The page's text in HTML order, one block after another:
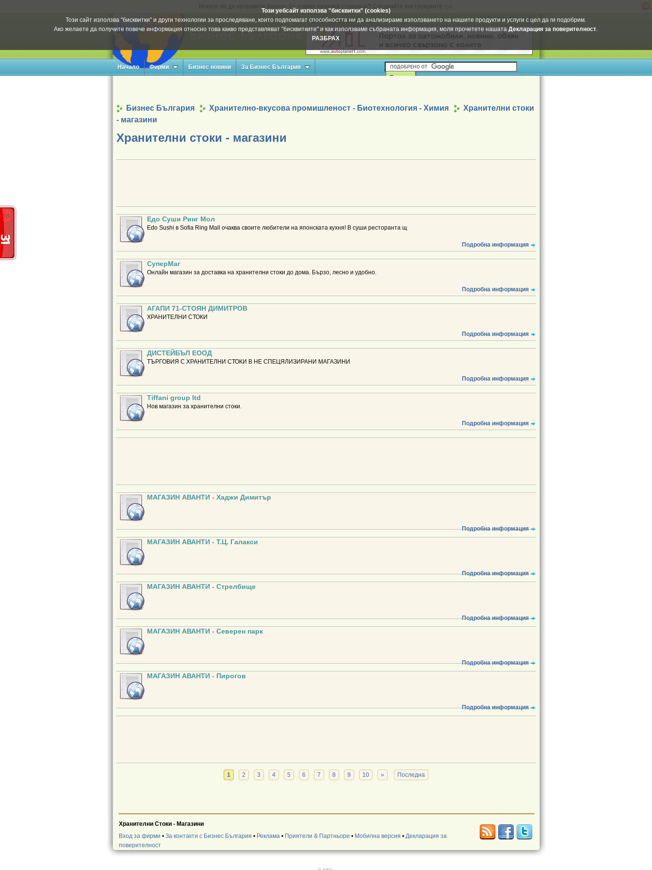
Искате ли да направите Бизнес България начална страница? Следвайте инструкциите
Този уебсайт използва "бисквитки" (cookies)
Този сайт използва "бисквитки" и други технологии за проследяване, които подпомагат способността ни да анализираме използването на нашите продукти и услуги с цел да ги подобрим.
Ако желаете да получите повече информация относно това какво представляват "бисквитките" и как използваме събраната информация, моля прочетете нашатаДекларация за поверителност.
РАЗБРАХ
Select Language ▼
Вашата реклама тук
Начало Фирми Бизнес новини За Бизнес България
Бизнес България Хранително-вкусова промишленост - Биотехнология - Химия
Хранителни стоки
- магазини
Хранителни стоки - магазини
Едо Суши Ринг Мол
Edo Sushi в Sofia Ring Mall очаква своите любители на японската кухня! В суши ресторанта щ
Подробна информация
СуперМаг
Онлайн магазин за доставка на хранителни стоки до дома. Бързо, лесно и удобно.
Подробна информация
АГАПИ 71-СТОЯН ДИМИТРОВ
ХРАНИТЕЛНИ СТОКИ
Подробна информация
ДИСТЕЙБЪЛ ЕООД
ТЪРГОВИЯ С ХРАНИТЕЛНИ СТОКИ В НЕ СПЕЦЯЛИЗИРАНИ МАГАЗИНИ
Подробна информация
Tiffani group ltd
Нов магазин за хранителни стоки.
Подробна информация
МАГАЗИН АВАНТИ - Хаджи Димитър
Подробна информация
МАГАЗИН АВАНТИ - Т.Ц. Галакси
Подробна информация
МАГАЗИН АВАНТИ - Стрелбище
Подробна информация
МАГАЗИН АВАНТИ - Северен парк
Подробна информация
МАГАЗИН АВАНТИ - Пирогов
Подробна информация
1 2 3 4 5 6 7 8 9 10 » Последна
Хранителни Стоки - Магазини
Вход за фирми • За контакти с Бизнес България • Реклама• Приятели & Партньори • Мобилна версия • Декларация за
поверителност